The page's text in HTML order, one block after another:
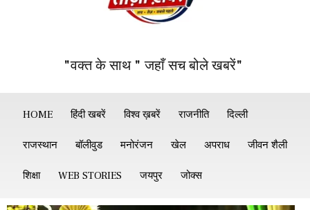
"वक्त के साथ " जहाँ सच बोले खबरें"
HOME हिंदी खबरें विश्व ख़बरें राजनीति दिल्ली
राजस्थान बॉलीवुड मनोरंजन खेल अपराध जीवन शैली
शिक्षा WEB STORIES जयपुर जोक्स